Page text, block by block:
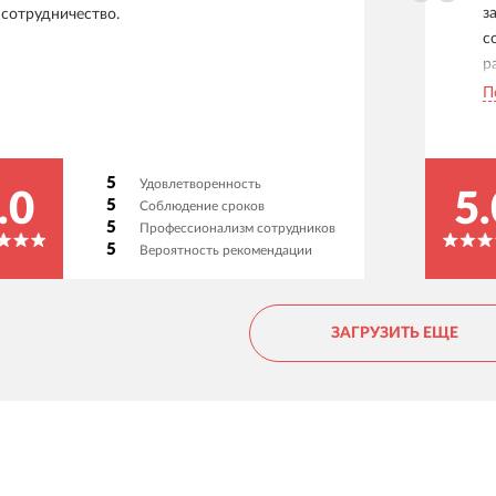
сотрудничество.
5 Удовлетворенность
5 Соблюдение сроков
5 Профессионализм сотрудников
5 Вероятность рекомендации
ЗАГРУЗИТЬ ЕЩЕ